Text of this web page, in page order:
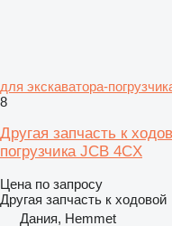
для экскаватора-
8
Другая запчасть к
погрузчика JCB 4CX
Цена по запросу
Другая запчасть к ходовой
Дания, Hemmet